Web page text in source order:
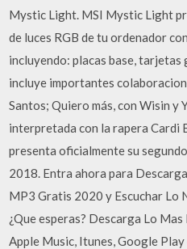
Mystic Light. MSI Mystic Light
de luces RGB de tu ordenador
incluyendo: placas base, tarjetas
incluye importantes
Santos; Quiero más, con Wisin y
interpretada con la rapera Cardi
presenta oficialmente su
2018. Entra ahora para
MP3 Gratis 2020 y Escuchar Lo
¿Que esperas? Descarga Lo
Apple Music, Itunes, Google